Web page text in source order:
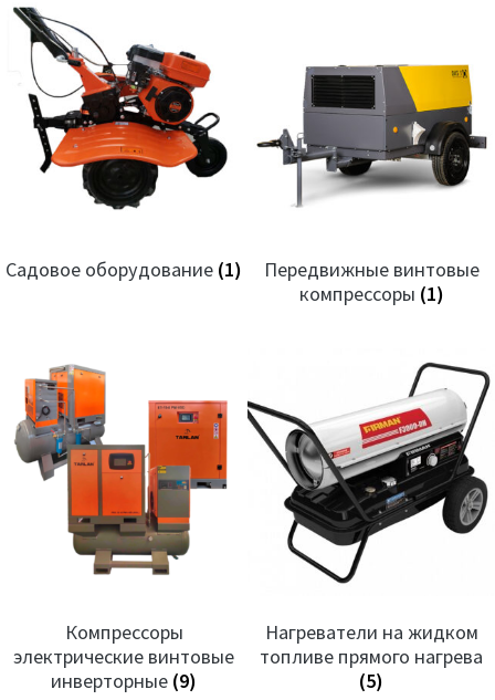
Садовое оборудование (1)
Передвижные винтовые
компрессоры (1)
Компрессоры
электрические винтовые
инверторные (9)
Нагреватели на жидком
топливе прямого нагрева
(5)